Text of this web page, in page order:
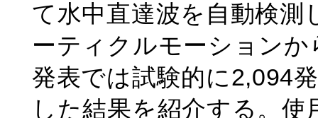
て水中直達波を自動検測
ーティクルモーション
発表では試験的に2,094
した結果を紹介する。